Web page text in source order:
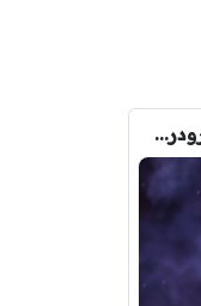
اشتعل الكلاسيكو خارج الملعب .. رغبة رودري تصدم ريال مدريد